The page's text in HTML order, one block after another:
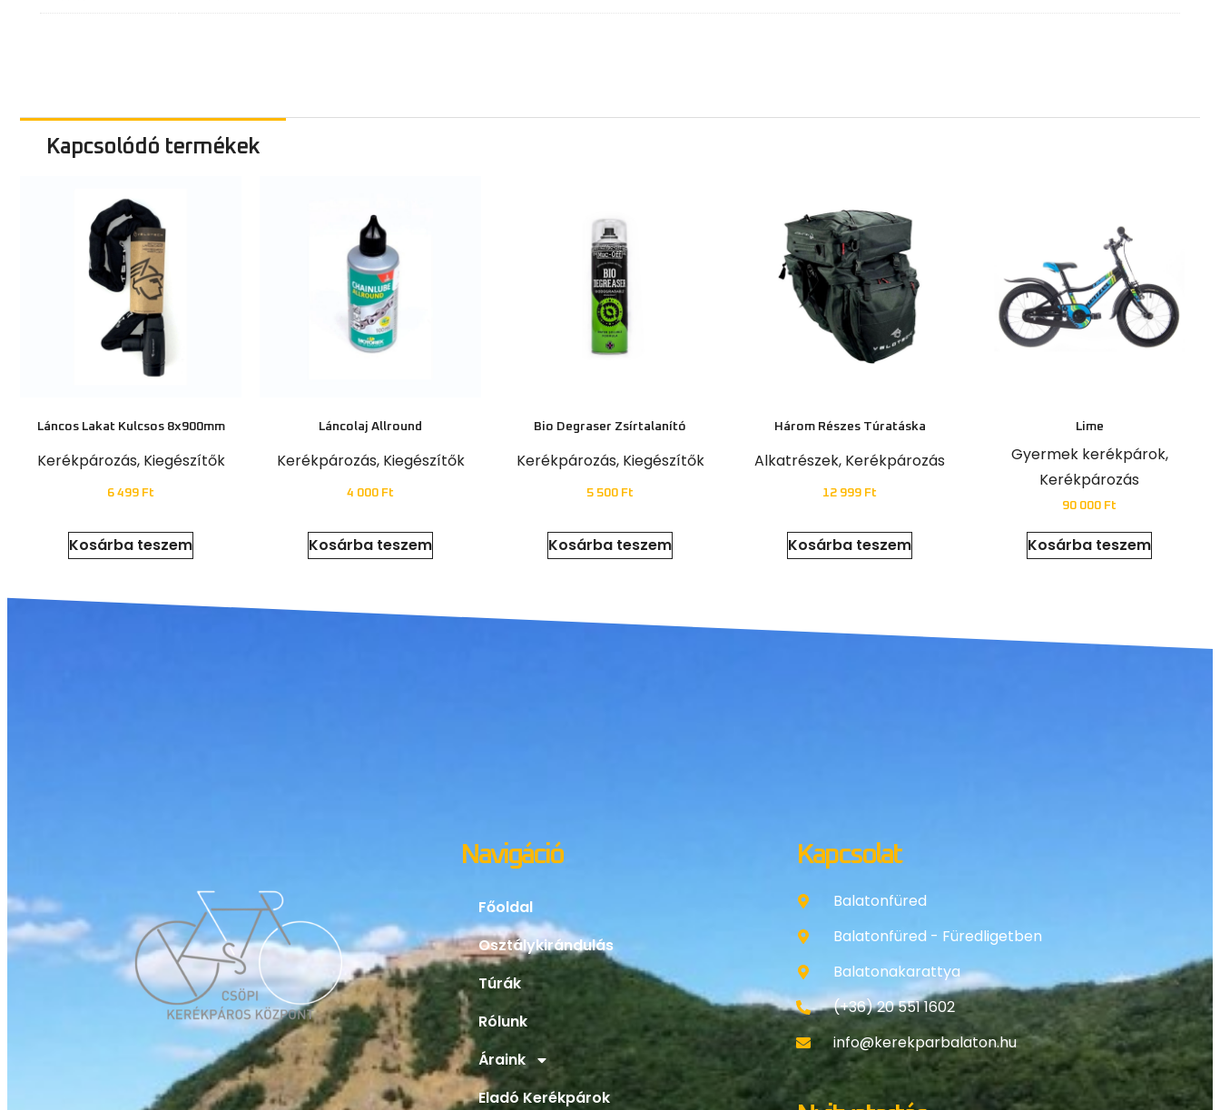
Kapcsolódó termékek
Láncos Lakat Kulcsos 8x900mm
Kerékpározás Kiegészítők
6 499 Ft
Kosárba teszem
Láncolaj Allround
Kerékpározás Kiegészítők
4 000 Ft
Kosárba teszem
Bio Degraser Zsírtalanító
Kerékpározás Kiegészítők
5 500 Ft
Kosárba teszem
Három Részes Túratáska
Alkatrészek Kerékpározás
12 999 Ft
Kosárba teszem
Lime
Gyermek kerékpárok,
Kerékpározás
90 000 Ft
Kosárba teszem
Navigáció
Főoldal
Osztálykirándulás
Túrák
Rólunk
Áraink
Eladó Kerékpárok
Kapcsolat
Balatonfüred
Balatonfüred - Füredligetben
Balatonakarattya
(+36) 20 551 1602
info@kerekparbalaton.hu